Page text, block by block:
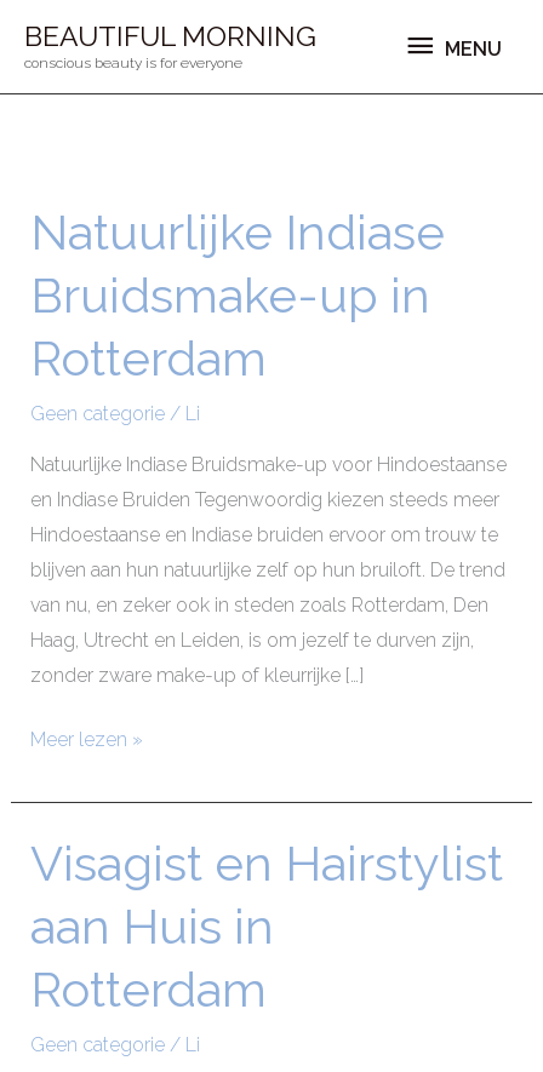
naarBEAUTIFUL MORNING
conscious beauty is for everyone
MENU
MENU
Natuurlijke Indiase
Bruidsmake-up in
Rotterdam
Geen categorie/ Li
Natuurlijke Indiase Bruidsmake-up voor Hindoestaanse
en Indiase Bruiden Tegenwoordig kiezen steeds meer
Hindoestaanse en Indiase bruiden ervoor om trouw te
blijven aan hun natuurlijke zelf op hun bruiloft. De trend
van nu, en zeker ook in steden zoals Rotterdam, Den
Haag, Utrecht en Leiden, is om jezelf te durven zijn,
zonder zware make-up of kleurrijke […]
Natuurlijke
Indiase
Bruidsmake-
in
Meer lezen »
Visagist en Hairstylist
aan Huis in
Rotterdam
Geen categorie/ Li
Visagist
en
Hairstylist
Huis
Rotterdam